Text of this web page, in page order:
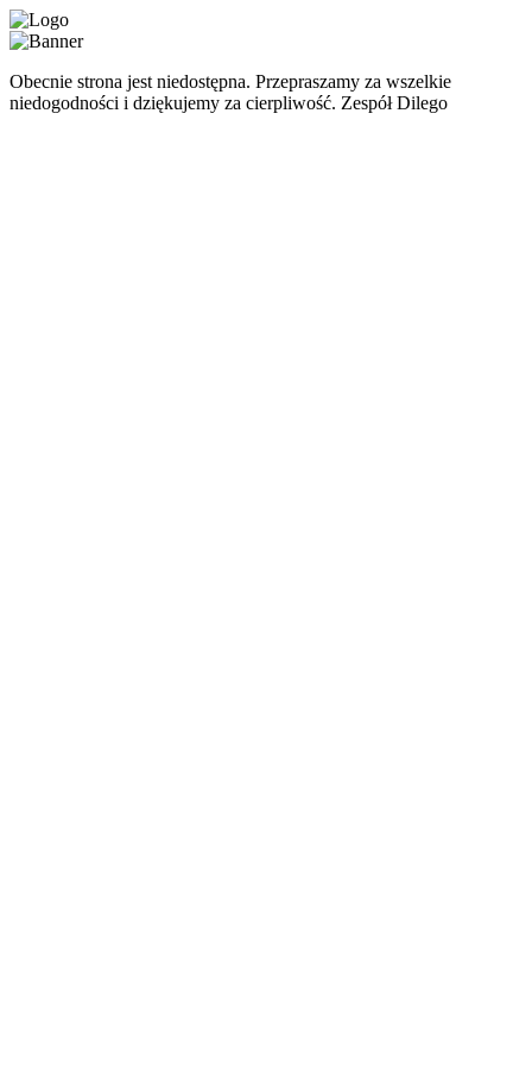
Obecnie strona jest niedostępna. Przepraszamy za wszelkie
niedogodności i dziękujemy za cierpliwość. Zespół Dilego